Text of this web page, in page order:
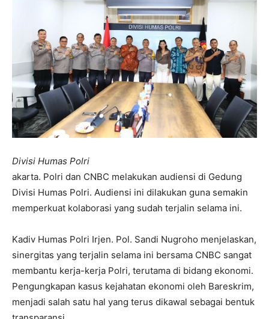
Divisi Humas Polri
akarta. Polri dan CNBC melakukan audiensi di Gedung
Divisi Humas Polri. Audiensi ini dilakukan guna semakin
memperkuat kolaborasi yang sudah terjalin selama ini.
Kadiv Humas Polri Irjen. Pol. Sandi Nugroho menjelaskan,
sinergitas yang terjalin selama ini bersama CNBC sangat
membantu kerja-kerja Polri, terutama di bidang ekonomi.
Pengungkapan kasus kejahatan ekonomi oleh Bareskrim,
menjadi salah satu hal yang terus dikawal sebagai bentuk